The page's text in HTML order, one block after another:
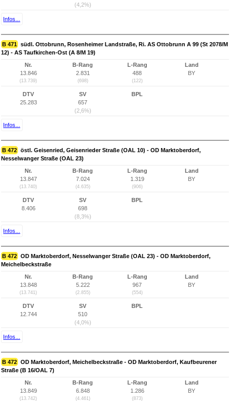
(4,2%)
Infos...
B 471 südl. Ottobrunn, Rosenheimer Landstraße, Ri. AS Ottobrunn A 99 (St 2078/M
12) - AS Taufkirchen-Ost (A 8/M 19)
Nr.
13.846
(13.739)
B-Rang
2.831
(698)
L-Rang
488
(122)
Land
BY
DTV
25.283
SV
657
(2,6%)
BPL
Infos...
B 472 östl. Geisenried, Geisenrieder Straße (OAL 10) - OD Marktoberdorf,
Nesselwanger Straße (OAL 23)
Nr.
13.847
(13.740)
B-Rang
7.024
(4.635)
L-Rang
1.319
(906)
Land
BY
DTV
8.406
SV
698
(8,3%)
BPL
Infos...
B 472 OD Marktoberdorf, Nesselwanger Straße (OAL 23) - OD Marktoberdorf,
Meichelbeckstraße
Nr.
13.848
(13.741)
B-Rang
5.222
(2.855)
L-Rang
967
(554)
Land
BY
DTV
12.744
SV
510
(4,0%)
BPL
Infos...
B 472 OD Marktoberdorf, Meichelbeckstraße - OD Marktoberdorf, Kaufbeurener
Straße (B 16/OAL 7)
Nr.
13.849
(13.742)
B-Rang
6.848
(4.461)
L-Rang
1.286
(873)
Land
BY